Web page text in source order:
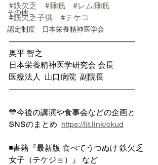
その他
認定制度 日本栄養精神医学会
#鉄欠乏 #睡眠
#レム睡眠
#鉄欠乏子供
#テケコ
————————————————
奥平 智之
日本栄養精神医学研究会 会長
医療法人  山口病院  副院長
————————————————
💛今後の講演や食事会などの企画と
SNSのまとめ https://lit.link/okud
◾️書籍『最新版 食べてうつぬけ 鉄欠乏
女子（テケジョ）』 など